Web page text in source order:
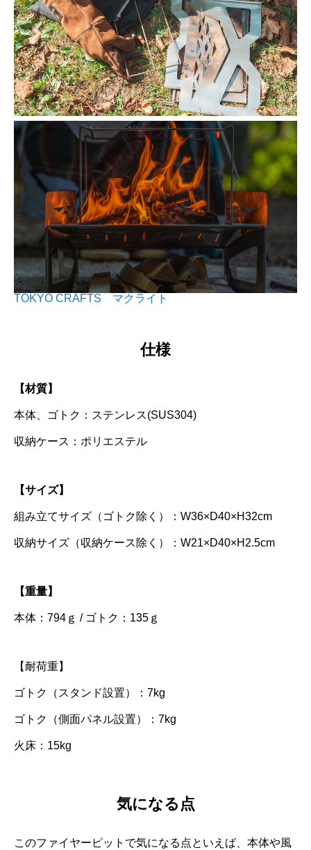
TOKYO CRAFTS マクライト
仕様
【材質】
本体、ゴトク：ステンレス(SUS304)
収納ケース：ポリエステル
【サイズ】
組み立てサイズ（ゴトク除く）：W36×D40×H32cm
収納サイズ（収納ケース除く）：W21×D40×H2.5cm
【重量】
本体：794ｇ / ゴトク：135ｇ
【耐荷重】
ゴトク（スタンド設置）：7kg
ゴトク（側面パネル設置）：7kg
火床：15kg
気になる点
このファイヤーピットで気になる点といえば、本体や風